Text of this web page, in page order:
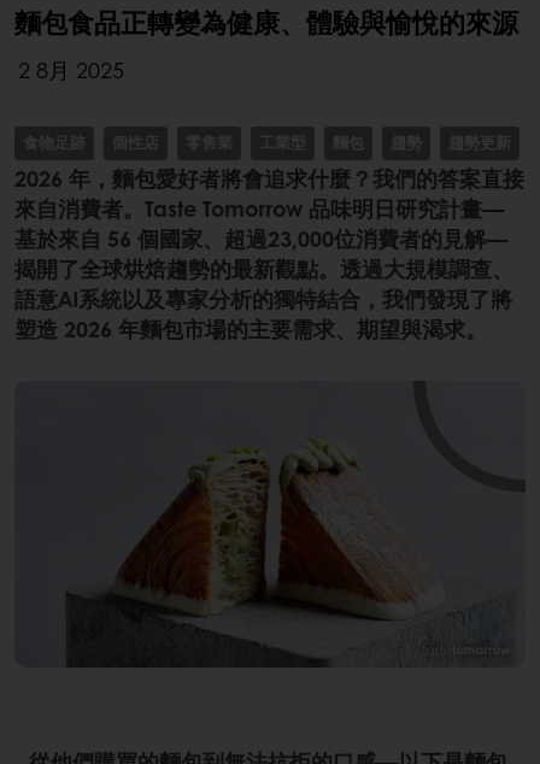
麵包食品正轉變為健康、體驗與愉悅的來源
2 8月 2025
食物足跡 個性店 零售業 工業型 麵包 趨勢 趨勢更新
2026 年，麵包愛好者將會追求什麼？我們的答案直接
來自消費者。Taste Tomorrow 品味明日研究計畫—
基於來自 56 個國家、超過23,000位消費者的見解—
揭開了全球烘焙趨勢的最新觀點。透過大規模調查、
語意AI系統以及專家分析的獨特結合，我們發現了將
塑造 2026 年麵包市場的主要需求、期望與渴求。